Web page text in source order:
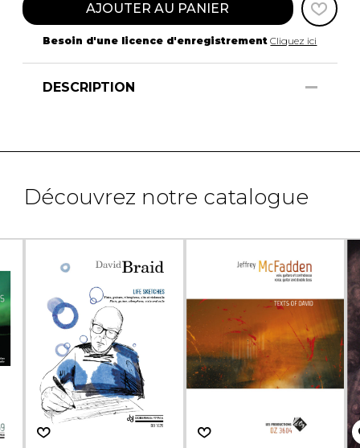
AJOUTER AU PANIER
Besoin d'une licence d'enregistrement Cliquez ici
DESCRIPTION
Découvrez notre catalogue